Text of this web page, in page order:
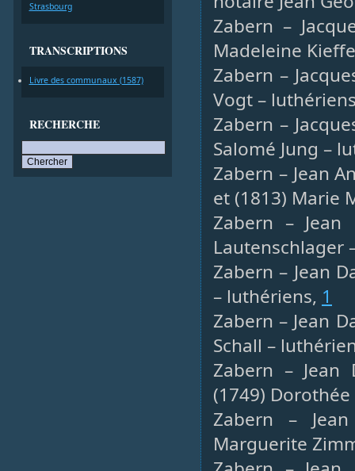
Strasbourg
TRANSCRIPTIONS
Livre des communaux (1587)
RECHERCHE
Zabern –
Madeleine
Zabern –
Vogt –
Zabern –
Salomé Jung –
Zabern – Jean
et (1813) Marie
Zabern –
Lautenschlager
Zabern – Jean
– luthériens, 1
Zabern – Jean
Schall –
Zabern – Jean
(1749)
Zabern –
Marguerite